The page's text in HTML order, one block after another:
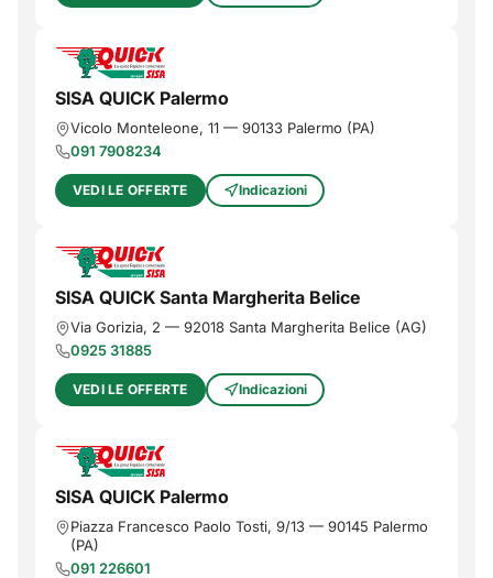
SISA QUICK Palermo
Vicolo Monteleone, 11 — 90133 Palermo (PA)
091 7908234
VEDI LE OFFERTE Indicazioni
SISA QUICK Santa Margherita Belice
Via Gorizia, 2 — 92018 Santa Margherita Belice (AG)
0925 31885
VEDI LE OFFERTE Indicazioni
SISA QUICK Palermo
Piazza Francesco Paolo Tosti, 9/13 — 90145 Palermo
(PA)
091 226601